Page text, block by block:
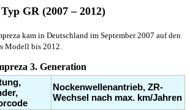
GR (2007 – 2012)
kam in Deutschland im September 2007 auf den
Modell bis 2012.
3. Generation
Nockenwellenantrieb, ZR-
Wechsel nach max. km/Jahren